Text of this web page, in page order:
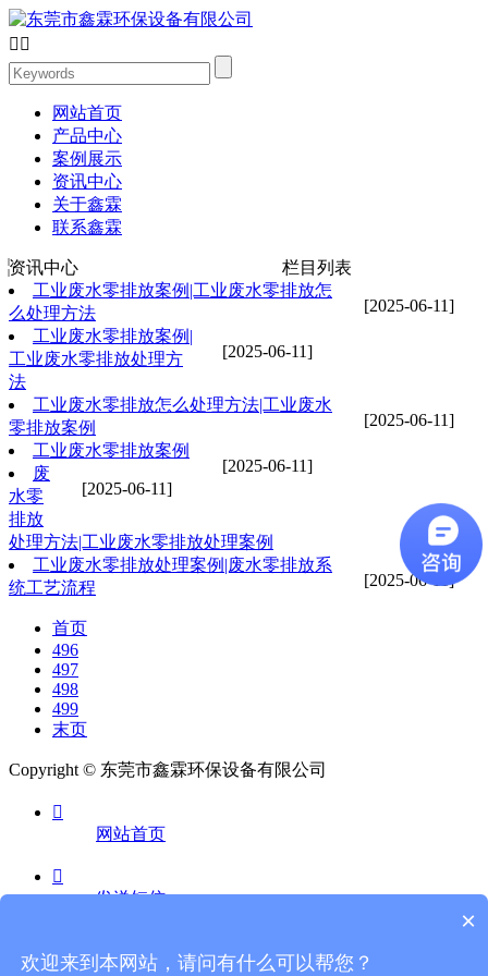
 
网站首页
产品中心
案例展示
资讯中心
关于鑫霖
联系鑫霖
资讯中心 栏目列表
[2025-06-11]
工业废水零排放案例|工业废水零排放怎
么处理方法
[2025-06-11]
工业废水零排放案例|
工业废水零排放处理方
法
[2025-06-11]
工业废水零排放怎么处理方法|工业废水
零排放案例
[2025-06-11]
工业废水零排放案例
[2025-06-11]
废
水零
排放
处理方法|工业废水零排放处理案例
[2025-06-11]
工业废水零排放处理案例|废水零排放系
统工艺流程
首页
496
497
498
499
末页
Copyright © 东莞市鑫霖环保设备有限公司

网站首页

发送短信
电话咨询
×
欢迎来到本网站，请问有什么可以帮您？